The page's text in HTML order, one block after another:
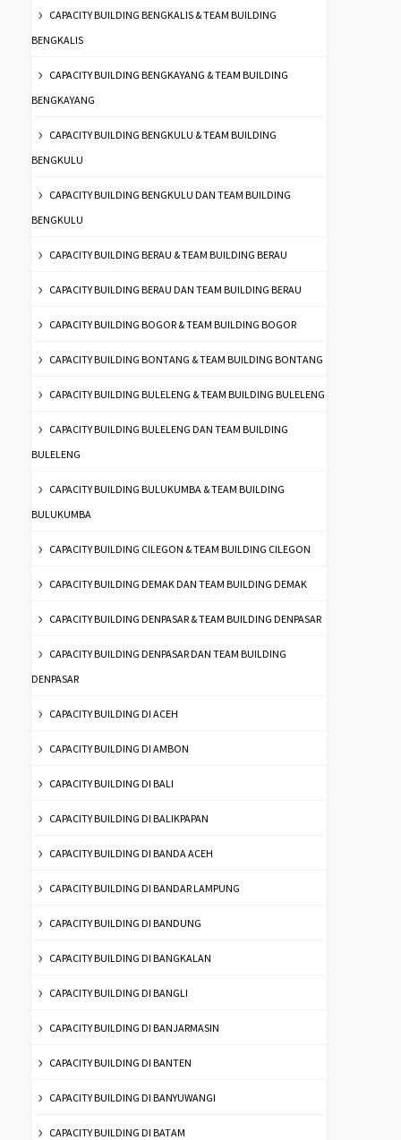
CAPACITY BUILDING BENGKALIS & TEAM BUILDING
BENGKALIS
CAPACITY BUILDING BENGKAYANG & TEAM BUILDING
BENGKAYANG
CAPACITY BUILDING BENGKULU & TEAM BUILDING
BENGKULU
CAPACITY BUILDING BENGKULU DAN TEAM BUILDING
BENGKULU
CAPACITY BUILDING BERAU & TEAM BUILDING BERAU
CAPACITY BUILDING BERAU DAN TEAM BUILDING BERAU
CAPACITY BUILDING BOGOR & TEAM BUILDING BOGOR
CAPACITY BUILDING BONTANG & TEAM BUILDING BONTANG
CAPACITY BUILDING BULELENG & TEAM BUILDING BULELENG
CAPACITY BUILDING BULELENG DAN TEAM BUILDING
BULELENG
CAPACITY BUILDING BULUKUMBA & TEAM BUILDING
BULUKUMBA
CAPACITY BUILDING CILEGON & TEAM BUILDING CILEGON
CAPACITY BUILDING DEMAK DAN TEAM BUILDING DEMAK
CAPACITY BUILDING DENPASAR & TEAM BUILDING DENPASAR
CAPACITY BUILDING DENPASAR DAN TEAM BUILDING
DENPASAR
CAPACITY BUILDING DI ACEH
CAPACITY BUILDING DI AMBON
CAPACITY BUILDING DI BALI
CAPACITY BUILDING DI BALIKPAPAN
CAPACITY BUILDING DI BANDA ACEH
CAPACITY BUILDING DI BANDAR LAMPUNG
CAPACITY BUILDING DI BANDUNG
CAPACITY BUILDING DI BANGKALAN
CAPACITY BUILDING DI BANGLI
CAPACITY BUILDING DI BANJARMASIN
CAPACITY BUILDING DI BANTEN
CAPACITY BUILDING DI BANYUWANGI
CAPACITY BUILDING DI BATAM